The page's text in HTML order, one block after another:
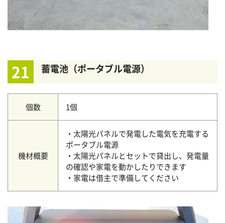
21 蓄電池（ポータブル電源）
個数 1個
機材概要
・太陽光パネルで発電した電気を充電する
ポータブル電源
・太陽光パネルとセットで貸出し、発電量
の確認や家電を動かしたりできます
・家電は借主で準備してください